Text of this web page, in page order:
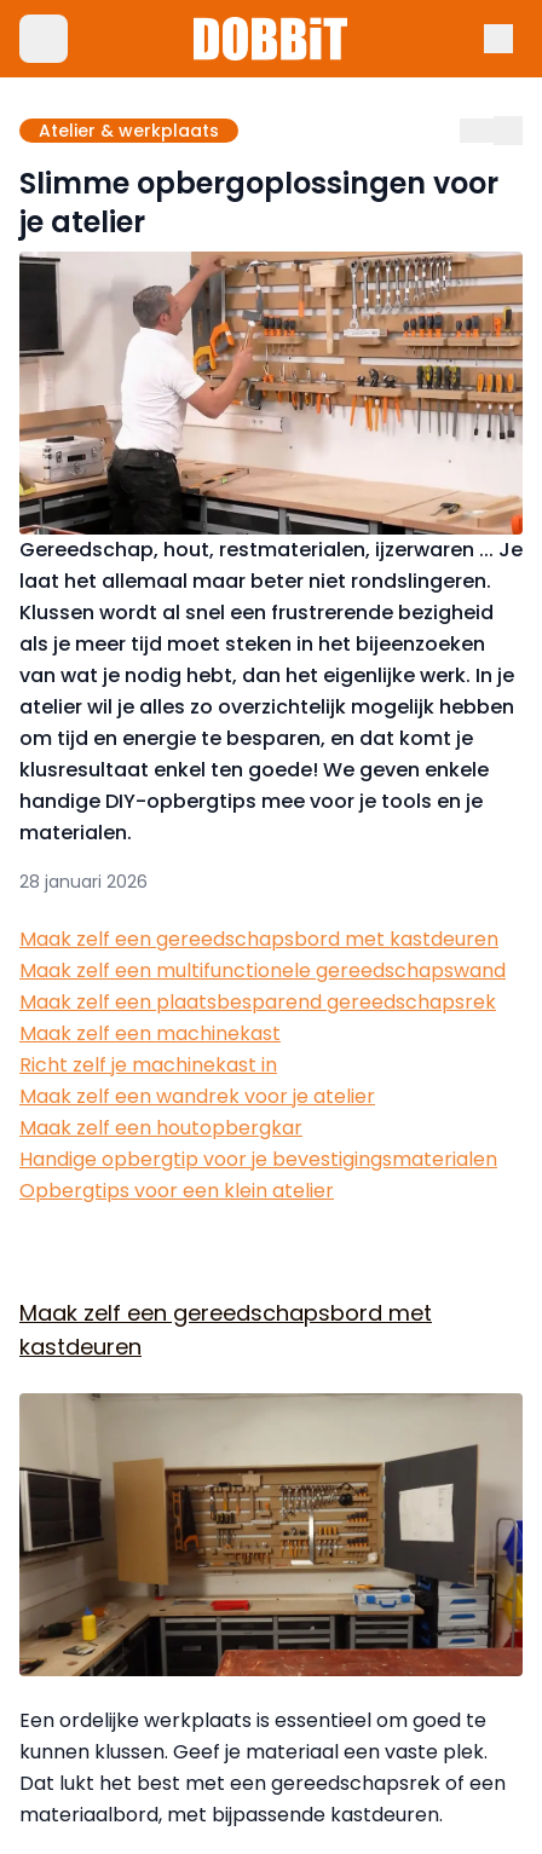
Atelier & werkplaats
Slimme opbergoplossingen voor
je atelier
Gereedschap, hout, restmaterialen, ijzerwaren ... Je
laat het allemaal maar beter niet rondslingeren.
Klussen wordt al snel een frustrerende bezigheid
als je meer tijd moet steken in het bijeenzoeken
van wat je nodig hebt, dan het eigenlijke werk. In je
atelier wil je alles zo overzichtelijk mogelijk hebben
om tijd en energie te besparen, en dat komt je
klusresultaat enkel ten goede! We geven enkele
handige DIY-opbergtips mee voor je tools en je
materialen.
28 januari 2026
Maak zelf een gereedschapsbord met kastdeuren
Maak zelf een multifunctionele gereedschapswand
Maak zelf een plaatsbesparend gereedschapsrek
Maak zelf een machinekast
Richt zelf je machinekast in
Maak zelf een wandrek voor je atelier
Maak zelf een houtopbergkar
Handige opbergtip voor je bevestigingsmaterialen
Opbergtips voor een klein atelier
Maak zelf een gereedschapsbord met
kastdeuren
Een ordelijke werkplaats is essentieel om goed te
kunnen klussen. Geef je materiaal een vaste plek.
Dat lukt het best met een gereedschapsrek of een
materiaalbord, met bijpassende kastdeuren.